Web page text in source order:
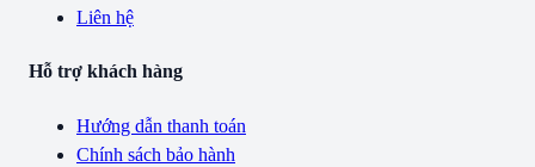
Liên hệ
Hỗ trợ khách hàng
Hướng dẫn thanh toán
Chính sách bảo hành